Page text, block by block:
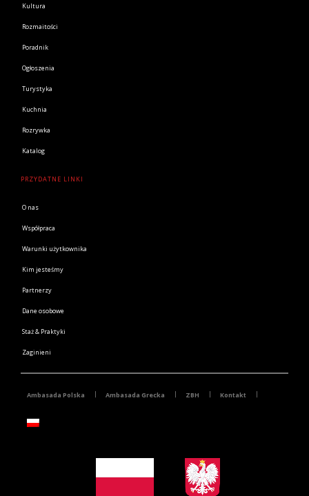
Kultura
Rozmaitości
Poradnik
Ogłoszenia
Turystyka
Kuchnia
Rozrywka
Katalog
PRZYDATNE LINKI
O nas
Współpraca
Warunki użytkownika
Kim jesteśmy
Partnerzy
Dane osobowe
Staż & Praktyki
Zaginieni
Ambasada Polska Ambasada Grecka ZBH Kontakt